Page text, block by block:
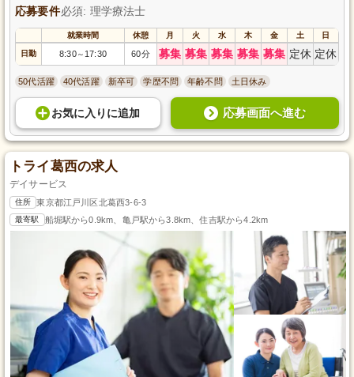
応募要件必須: 理学療法士
就業時間 休憩 月 火 水 木 金 土 日
日勤 8:30～ 17:30 60分 募集 募集 募集 募集 募集 定休 定休
50代活躍 40代活躍 新卒可 学歴不問 年齢不問 土日休み
お気に入り に追加 応募画面へ進む
トライ葛西の求人
デイサービス
住所 東京都江戸川区北葛西3-6-3
最寄駅 船堀駅から0.9km、亀戸駅から3.8km、住吉駅から4.2km